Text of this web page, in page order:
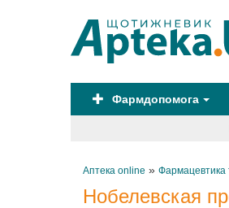
Фармдопомога
Аптека online » Фармацевтика
Нобелевская